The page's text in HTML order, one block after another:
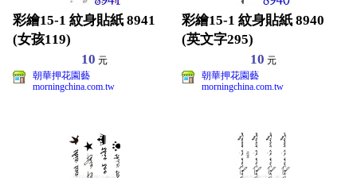
彩繪15-1 紋身貼紙 8941
(女孩119)
10 元
朝華押花園藝
morningchina.com.tw
彩繪15-1 紋身貼紙 8940
(英文字295)
10 元
朝華押花園藝
morningchina.com.tw